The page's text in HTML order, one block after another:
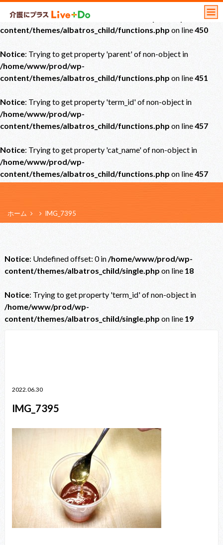
Notice: Undefined offset: 0 in
content/themes/albatros_child/functions.php on line450
Notice: Trying to get property 'parent' of non-object in
/home/www/prod/wp-
content/themes/albatros_child/functions.php on line451
Notice: Trying to get property 'term_id' of non-object in
/home/www/prod/wp-
content/themes/albatros_child/functions.php on line457
Notice: Trying to get property 'cat_name' of non-object in
/home/www/prod/wp-
content/themes/albatros_child/functions.php on line457
ホーム IMG_7395
Notice: Undefined offset: 0 in/home/www/prod/wp-
content/themes/albatros_child/single.php on line 18
Notice: Trying to get property 'term_id' of non-object in
/home/www/prod/wp-
content/themes/albatros_child/single.php on line 19
2022.06.30
IMG_7395